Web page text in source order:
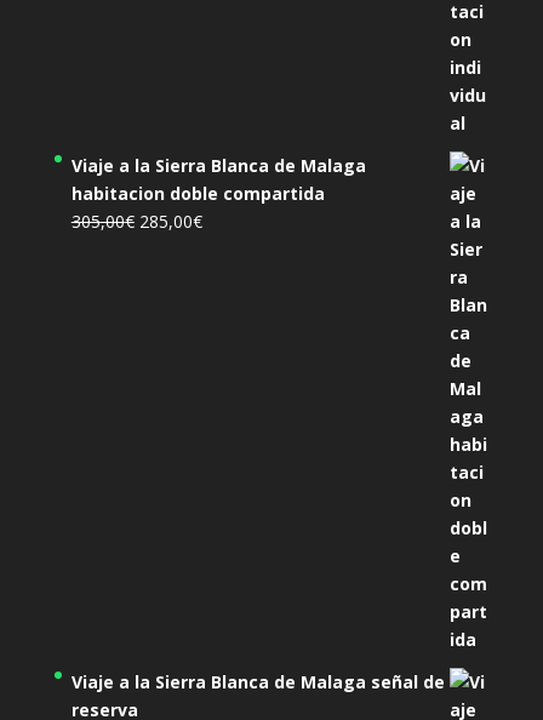
Viaje a la Sierra Blanca de Malaga
habitacion doble compartida
305,00€ El
285,00€El
Viaje a la Sierra Blanca de Malaga señal de
reserva